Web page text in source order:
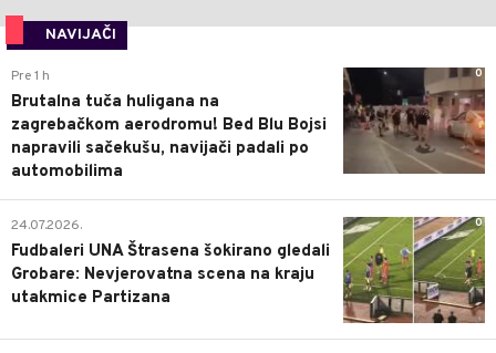
NAVIJAČI
0
Pre 1 h
Brutalna tuča huligana na
zagrebačkom aerodromu! Bed Blu Bojsi
napravili sačekušu, navijači padali po
automobilima
0
24.07.2026.
Fudbaleri UNA Štrasena šokirano gledali
Grobare: Nevjerovatna scena na kraju
utakmice Partizana